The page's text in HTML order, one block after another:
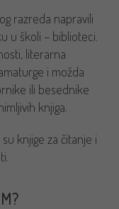
razreda napravili
u školi – biblioteci.
literarna
i možda
ili besednike
knjiga.
knjige za čitanje i